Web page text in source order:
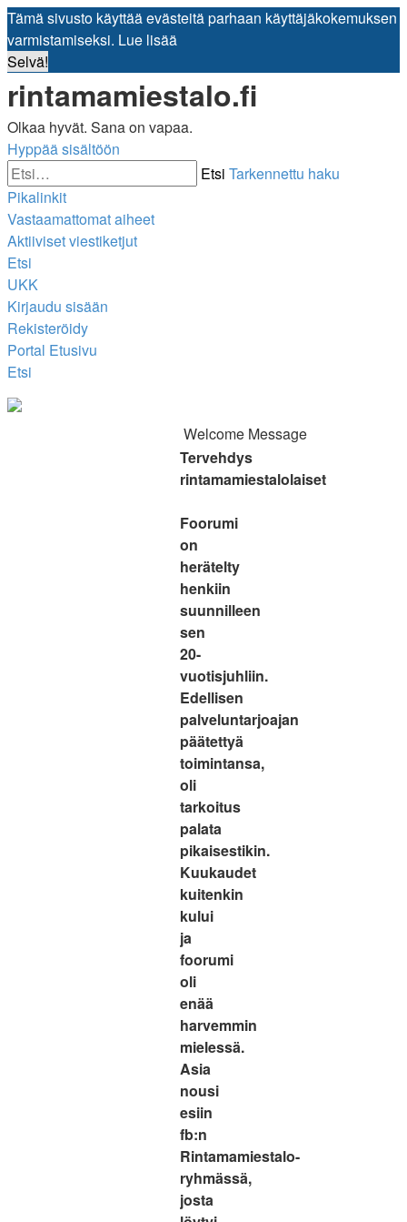
Tämä sivusto käyttää evästeitä parhaan käyttäjäkokemuksen
varmistamiseksi. Lue lisää
Selvä!
rintamamiestalo.fi
Olkaa hyvät. Sana on vapaa.
Hyppää sisältöön
Etsi Tarkennettu haku
Pikalinkit
Vastaamattomat aiheet
Aktiiviset viestiketjut
Etsi
UKK
Kirjaudu sisään
Rekisteröidy
Portal Etusivu
Etsi
Welcome Message
Tervehdys
rintamamiestalolaiset
Foorumi
on
herätelty
henkiin
suunnilleen
sen
20-
vuotisjuhliin.
Edellisen
palveluntarjoajan
päätettyä
toimintansa,
oli
tarkoitus
palata
pikaisestikin.
Kuukaudet
kuitenkin
kului
ja
foorumi
oli
enää
harvemmin
mielessä.
Asia
nousi
esiin
fb:n
Rintamamiestalo-
ryhmässä,
josta